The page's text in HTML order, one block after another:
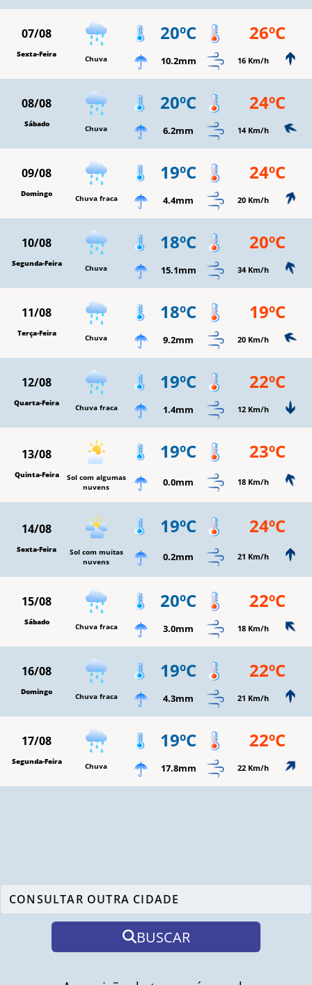
07/08
Sexta-Feira Chuva
20ºC 26ºC
10.2mm 16 Km/h
08/08
Sábado Chuva
20ºC 24ºC
6.2mm 14 Km/h
09/08
Domingo Chuva fraca
19ºC 24ºC
4.4mm 20 Km/h
10/08
Segunda-Feira Chuva
18ºC 20ºC
15.1mm 34 Km/h
11/08
Terça-Feira Chuva
18ºC 19ºC
9.2mm 20 Km/h
12/08
Quarta-Feira Chuva fraca
19ºC 22ºC
1.4mm 12 Km/h
13/08
Quinta-Feira
Sol com algumas
nuvens
19ºC 23ºC
0.0mm 18 Km/h
14/08
Sexta-Feira
Sol com muitas
nuvens
19ºC 24ºC
0.2mm 21 Km/h
15/08
Sábado Chuva fraca
20ºC 22ºC
3.0mm 18 Km/h
16/08
Domingo Chuva fraca
19ºC 22ºC
4.3mm 21 Km/h
17/08
Segunda-Feira Chuva
19ºC 22ºC
17.8mm 22 Km/h
BUSCAR